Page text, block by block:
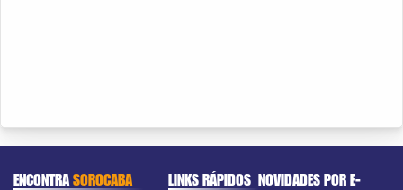
ENCONTRASOROCABA LINKS RÁPIDOS NOVIDADES POR E-